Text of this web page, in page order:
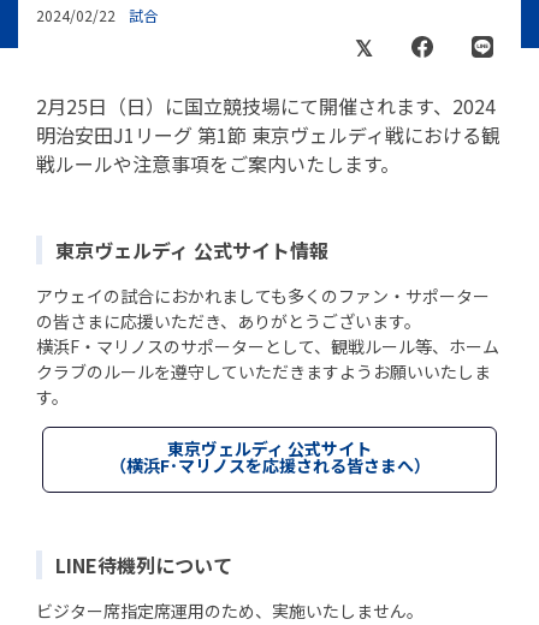
2024/02/22 試合
2月25日（日）に国立競技場にて開催されます、2024
明治安田J1リーグ 第1節 東京ヴェルディ戦における観
戦ルールや注意事項をご案内いたします。
東京ヴェルディ 公式サイト情報
アウェイの試合におかれましても多くのファン・サポーター
の皆さまに応援いただき、ありがとうございます。
横浜F・マリノスのサポーターとして、観戦ルール等、ホーム
クラブのルールを遵守していただきますようお願いいたしま
す。
東京ヴェルディ 公式サイト
（横浜F･マリノスを応援される皆さまへ）
LINE待機列について
ビジター席指定席運用のため、実施いたしません。